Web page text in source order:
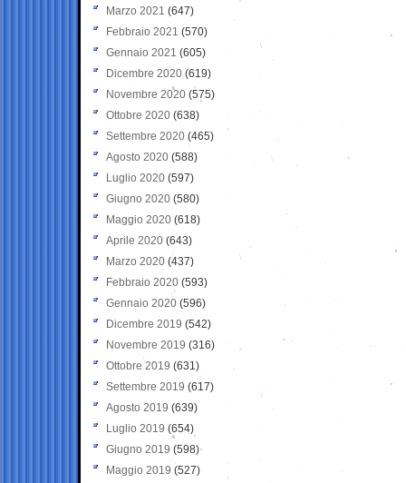
Marzo 2021 (647)
Febbraio 2021 (570)
Gennaio 2021 (605)
Dicembre 2020 (619)
Novembre 2020 (575)
Ottobre 2020 (638)
Settembre 2020(465)
Agosto 2020 (588)
Luglio 2020 (597)
Giugno 2020 (580)
Maggio 2020 (618)
Aprile 2020 (643)
Marzo 2020 (437)
Febbraio 2020 (593)
Gennaio 2020 (596)
Dicembre 2019 (542)
Novembre 2019 (316)
Ottobre 2019 (631)
Settembre 2019 (617)
Agosto 2019 (639)
Luglio 2019 (654)
Giugno 2019 (598)
Maggio 2019 (527)